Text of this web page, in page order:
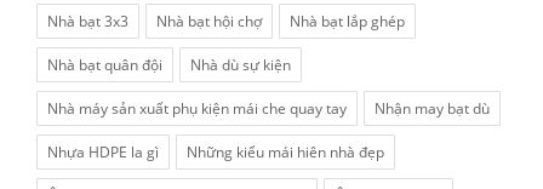
Nhà bạt 3x3 Nhà bạt hội chợ Nhà bạt lắp ghép
Nhà bạt quân đội Nhà dù sự kiện
Nhà máy sản xuất phụ kiện mái che quay tay Nhận may bạt dù
Nhựa HDPE la gì Những kiểu mái hiên nhà đẹp